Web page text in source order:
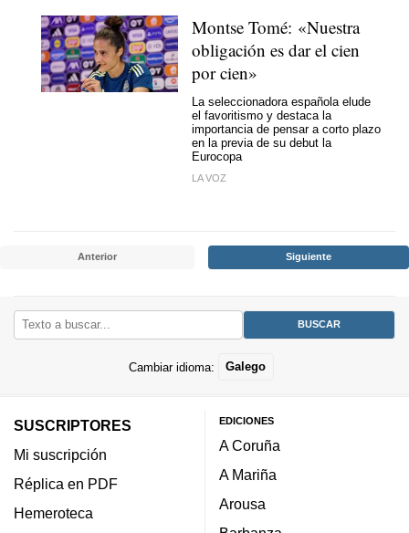
Montse Tomé: «Nuestra
obligación es dar el cien
por cien»
La seleccionadora española elude
el favoritismo y destaca la
importancia de pensar a corto plazo
en la previa de su debut la
Eurocopa
LA VOZ
Anterior Siguiente
Cambiar idioma: Galego
SUSCRIPTORES
Mi suscripción
Réplica en PDF
Hemeroteca
EDICIONES
A Coruña
A Mariña
Arousa